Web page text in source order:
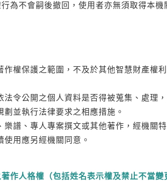
為不會嗣後撤回，使用者亦無須取得本
作權保護之範圍，不及於其他智慧財產權
法令公開之個人資料是否得被蒐集、處理
劃並執行法律要求之相應措施。
樂譜、專人專案撰文或其他著作，經機關
使用應另經機關同意。
作人格權（包括姓名表示權及禁止不當變